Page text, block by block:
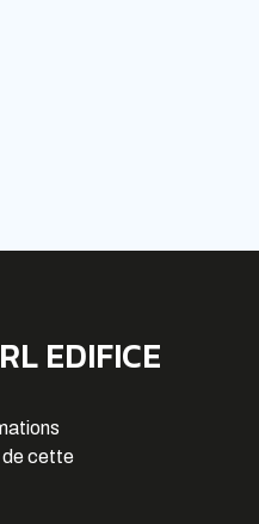
EDIFICE
de cette